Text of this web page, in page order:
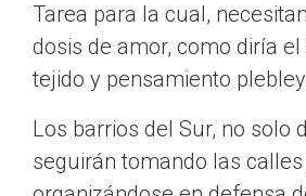
Tarea para la cual,
dosis de amor, como diría el
tejido y pensamiento
Los barrios del Sur, no solo
seguirán tomando las calles